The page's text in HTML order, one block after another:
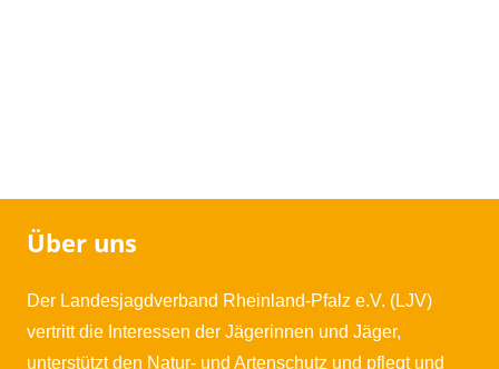
Über uns
Der Landesjagdverband Rheinland-Pfalz e.V. (LJV)
vertritt die Interessen der Jägerinnen und Jäger,
unterstützt den Natur- und Artenschutz und pflegt und